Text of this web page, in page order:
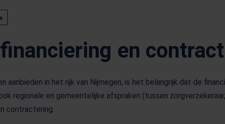
en
aanbieden in het rijk van Nijmegen, is het belangrijk dat de
regionale en gemeentelijke afspraken (tussen
contractering.